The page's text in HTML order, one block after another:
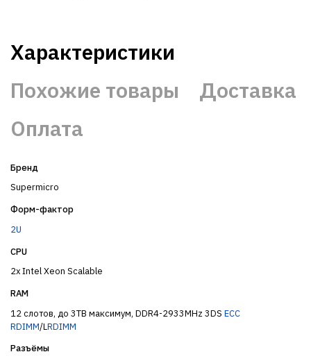
Характеристики
Похожие товары
Доставка
Оплата
Бренд
Supermicro
Форм-фактор
2U
CPU
2x Intel Xeon Scalable
RAM
12 слотов, до 3TB максимум, DDR4-2933MHz 3DS ECC
RDIMM/LRDIMM
Разъёмы